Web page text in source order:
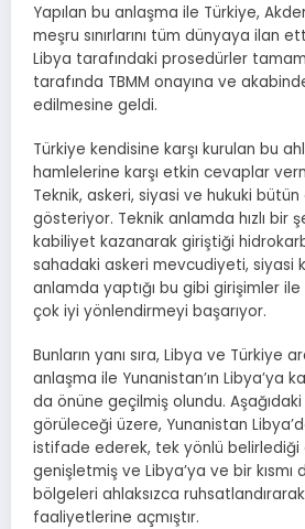
Yapılan bu anlaşma ile Türkiye,
meşru sınırlarını tüm dünyaya ilan
Libya tarafındaki prosedürler
tarafında TBMM onayına ve
edilmesine geldi.
Türkiye kendisine karşı kurulan bu
hamlelerine karşı etkin cevaplar
Teknik, askeri, siyasi ve hukuki
gösteriyor. Teknik anlamda hızlı bir
kabiliyet kazanarak giriştiği
sahadaki askeri mevcudiyeti, siyasi
anlamda yaptığı bu gibi girişimler
çok iyi yönlendirmeyi başarıyor.
Bunların yanı sıra, Libya ve Türkiye
anlaşma ile Yunanistan’ın Libya’ya
da önüne geçilmiş olundu.
görüleceği üzere, Yunanistan
istifade ederek, tek yönlü belirlediği
genişletmiş ve Libya’ya ve bir kısmı
bölgeleri ahlaksızca
faaliyetlerine açmıştır.